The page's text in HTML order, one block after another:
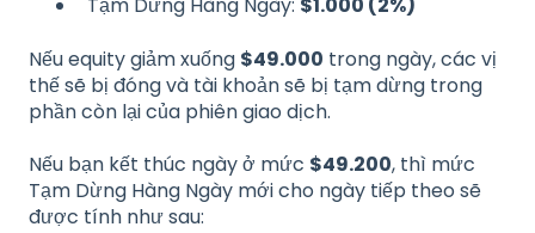
Tạm Dừng Hàng Ngày: $1.000 (2%)
Nếu equity giảm xuống $49.000 trong ngày, các vị
thế sẽ bị đóng và tài khoản sẽ bị tạm dừng trong
phần còn lại của phiên giao dịch.
Nếu bạn kết thúc ngày ở mức $49.200, thì mức
Tạm Dừng Hàng Ngày mới cho ngày tiếp theo sẽ
được tính như sau: